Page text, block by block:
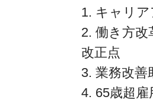
1. キャリ
2. 働き方改
改正点
3. 業務改善
4. 65歳超